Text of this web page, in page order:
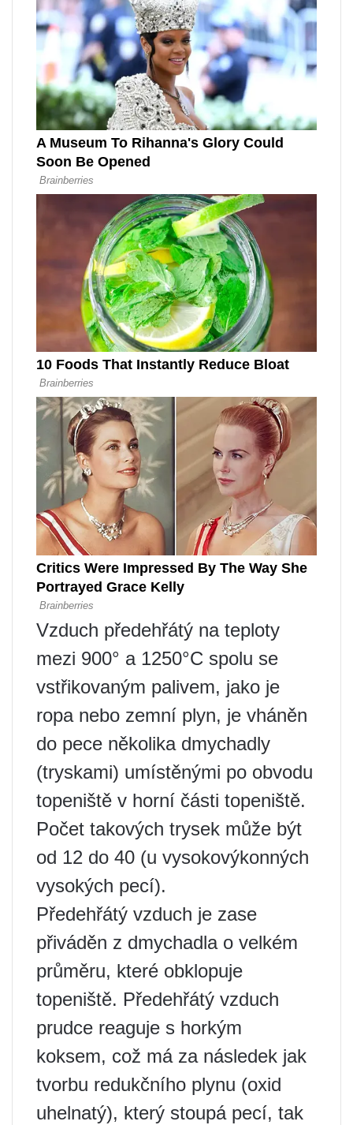
Vzduch předehřátý na teploty
mezi 900° a 1250°C spolu se
vstřikovaným palivem, jako je
ropa nebo zemní plyn, je vháněn
do pece několika dmychadly
(tryskami) umístěnými po obvodu
topeniště v horní části topeniště.
Počet takových trysek může být
od 12 do 40 (u vysokovýkonných
vysokých pecí).
Předehřátý vzduch je zase
přiváděn z dmychadla o velkém
průměru, které obklopuje
topeniště. Předehřátý vzduch
prudce reaguje s horkým
koksem, což má za následek jak
tvorbu redukčního plynu (oxid
uhelnatý), který stoupá pecí, tak